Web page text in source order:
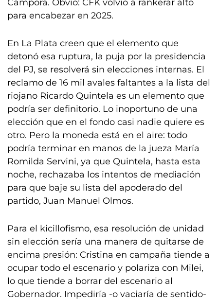
Cámpora. Obvio: CFK volvió a rankerar alto
para encabezar en 2025.
En La Plata creen que el elemento que
detonó esa ruptura, la puja por la presidencia
del PJ, se resolverá sin elecciones internas. El
reclamo de 16 mil avales faltantes a la lista del
riojano Ricardo Quintela es un elemento que
podría ser definitorio. Lo inoportuno de una
elección que en el fondo casi nadie quiere es
otro. Pero la moneda está en el aire: todo
podría terminar en manos de la jueza María
Romilda Servini, ya que Quintela, hasta esta
noche, rechazaba los intentos de mediación
para que baje su lista del apoderado del
partido, Juan Manuel Olmos.
Para el kicillofismo, esa resolución de unidad
sin elección sería una manera de quitarse de
encima presión: Cristina en campaña tiende a
ocupar todo el escenario y polariza con Milei,
lo que tiende a borrar del escenario al
Gobernador. Impediría -o vaciaría de sentido-